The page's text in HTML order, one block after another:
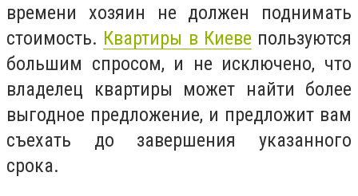
времени хозяин не должен поднимать
стоимость. Квартиры в Киеве пользуются
большим спросом, и не исключено, что
владелец квартиры может найти более
выгодное предложение, и предложит вам
съехать до завершения указанного
срока.